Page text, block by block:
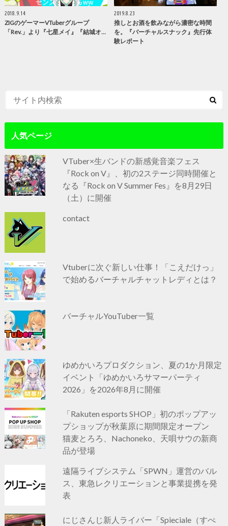
2018.9.14
ZIGのゲーマーVTuberグループ
「Rev.」より『七星メイ』『結城オ…
2019.8.23
推しとお酒を飲みながら濃密な時間
を。『バーチャルスナック』先行体
験レポート
人気ページ
VTuber×生バンドの新感覚音楽フェス
『Rock on V』、初の2ステージ同時開催と
なる『Rock on V Summer Fes』を8月29日
（土）に開催
contact
Vtuberに次ぐ新しい仕事！「こえだけっ」
で始めるバーチャルチャットレディとは？
バーチャルYouTuber一覧
ゆめかいろプロダクション、夏の1か月限定
イベント「ゆめかいろサマーパーティ
2026」を2026年8月に開催
「Rakuten esports SHOP」初のポップアッ
プショップが秋葉原に期間限定オープン
猫麦とろろ、Nachoneko、天唄サウの新商
品が登場
遠隔ライブシステム「SPWN」運営のバル
ス、東急レクリエーションと事業提携を発
表
にじさんじ新人ライバー「Spieciale（すぺ